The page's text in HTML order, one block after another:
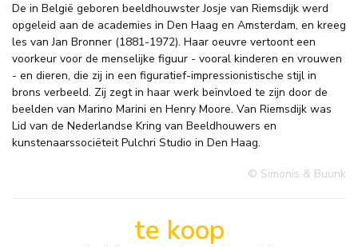
De in België geboren beeldhouwster Josje van Riemsdijk werd
opgeleid aan de academies in Den Haag en Amsterdam, en kreeg
les van Jan Bronner (1881-1972). Haar oeuvre vertoont een
voorkeur voor de menselijke figuur - vooral kinderen en vrouwen
- en dieren, die zij in een figuratief-impressionistische stijl in
brons verbeeld. Zij zegt in haar werk beïnvloed te zijn door de
beelden van Marino Marini en Henry Moore. Van Riemsdijk was
Lid van de Nederlandse Kring van Beeldhouwers en
kunstenaarssociëteit Pulchri Studio in Den Haag.
© Simonis & Buunk
te koop